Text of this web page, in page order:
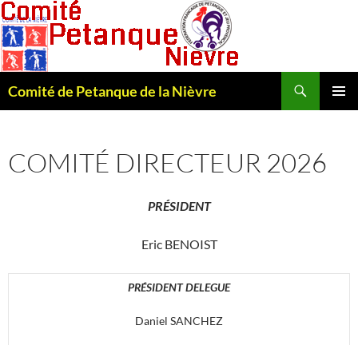
Comité de Petanque de la Nièvre
COMITÉ DIRECTEUR 2026
PRÉSIDENT
Eric BENOIST
PRÉSIDENT DELEGUE
Daniel SANCHEZ